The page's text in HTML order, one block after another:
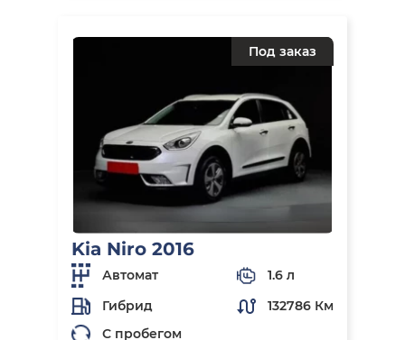
Под заказ
Kia Niro 2016
Автомат
1.6 л
Гибрид
132786 Км
С пробегом